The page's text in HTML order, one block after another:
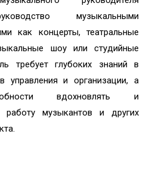
музыкальными
как концерты, театральные
шоу или студийные
требует глубоких знаний в
управления и организации, а
вдохновлять и
работу музыкантов и других